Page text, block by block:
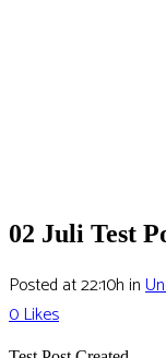
02 Juli Test
Posted at 22:10h in
0Likes